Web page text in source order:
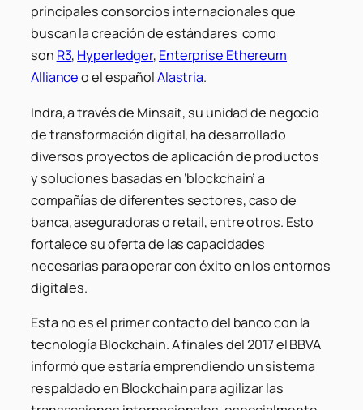
principales consorcios internacionales que
buscan la creación de estándares como
son R3, Hyperledger, Enterprise Ethereum
Allianceo el españolAlastria.
Indra, a través de Minsait, su unidad de negocio
de transformación digital, ha desarrollado
diversos proyectos de aplicación de productos
y soluciones basadas en ‘blockchain’ a
compañías de diferentes sectores, caso de
banca, aseguradoras o retail, entre otros. Esto
fortalece su oferta de las capacidades
necesarias para operar con éxito en los entornos
digitales.
Esta no es el primer contacto del banco con la
tecnología Blockchain. A finales del 2017 el BBVA
informó que estaría emprendiendo un sistema
respaldado en Blockchain para agilizar las